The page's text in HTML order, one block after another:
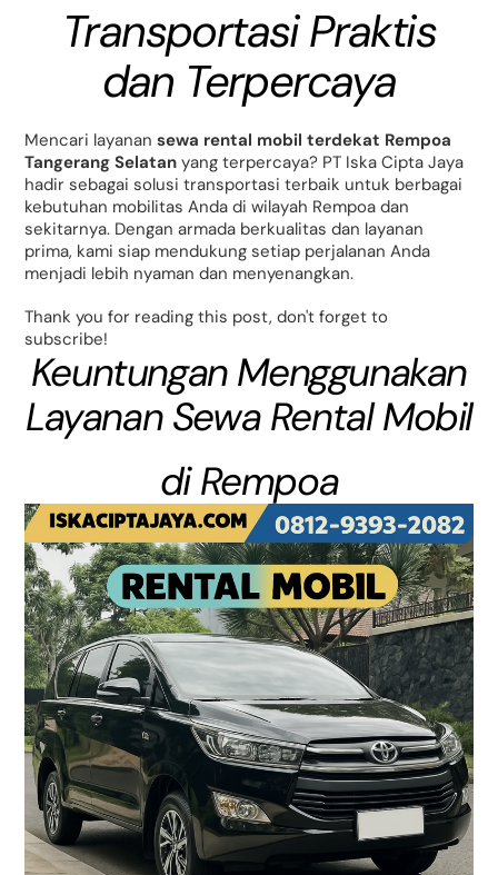
Transportasi Praktis
dan Terpercaya
Mencari layanansewa rental mobil terdekat Rempoa
Tangerang Selatan yang terpercaya? PT Iska Cipta Jaya
hadir sebagai solusi transportasi terbaik untuk berbagai
kebutuhan mobilitas Anda di wilayah Rempoa dan
sekitarnya. Dengan armada berkualitas dan layanan
prima, kami siap mendukung setiap perjalanan Anda
menjadi lebih nyaman dan menyenangkan.
Thank you for reading this post, don't forget to
subscribe!
Keuntungan Menggunakan
Layanan Sewa Rental Mobil
di Rempoa